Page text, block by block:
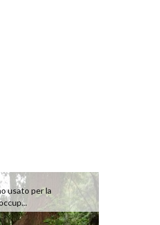
usato per la